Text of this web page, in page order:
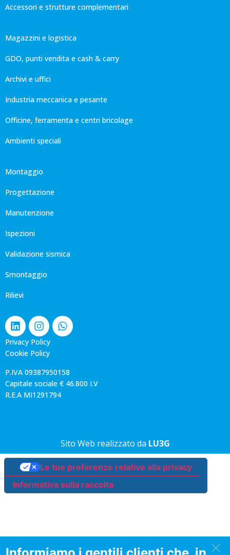
Accessori e strutture complementari
Magazzini e logistica
GDO, punti vendita e cash & carry
Archivi e uffici
Industria meccanica e pesante
Officine, ferramenta e centri bricolage
Ambienti speciali
Montaggio
Progettazione
Manutenzione
Ispezioni
Validazione sismica
Smontaggio
Rilievi
Privacy Policy
Cookie Policy
P.IVA 09387950158
Capitale sociale € 46.800 I.V
R.E.A MI1291794
Sito Web realizzato da LU3G
Informativa sulla raccolta
Le tue preferenze relative alla privacy